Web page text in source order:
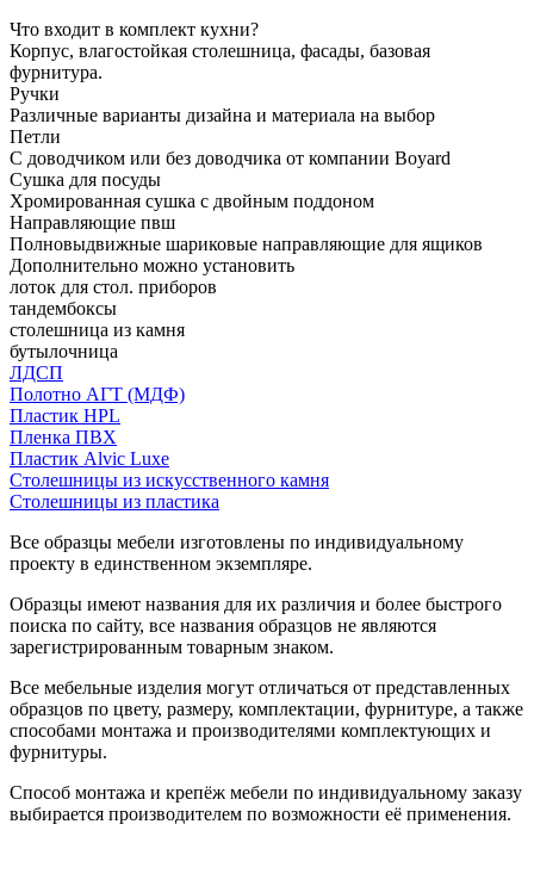
Что входит в комплект кухни?
Корпус, влагостойкая столешница, фасады, базовая
фурнитура.
Ручки
Различные варианты дизайна и материала на выбор
Петли
С доводчиком или без доводчика от компании Boyard
Сушка для посуды
Хромированная сушка с двойным поддоном
Направляющие пвш
Полновыдвижные шариковые направляющие для ящиков
Дополнительно можно установить
лоток для стол. приборов
тандембоксы
столешница из камня
бутылочница
ЛДСП
Полотно АГТ (МДФ)
Пластик HPL
Пленка ПВХ
Пластик Alvic Luxe
Столешницы из искусственного камня
Столешницы из пластика
Все образцы мебели изготовлены по индивидуальному
проекту в единственном экземпляре.
Образцы имеют названия для их различия и более быстрого
поиска по сайту, все названия образцов не являются
зарегистрированным товарным знаком.
Все мебельные изделия могут отличаться от представленных
образцов по цвету, размеру, комплектации, фурнитуре, а также
способами монтажа и производителями комплектующих и
фурнитуры.
Способ монтажа и крепёж мебели по индивидуальному заказу
выбирается производителем по возможности её применения.